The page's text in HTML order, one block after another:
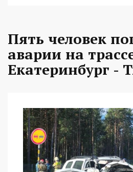
Пять человек
аварии на
Екатеринбург -